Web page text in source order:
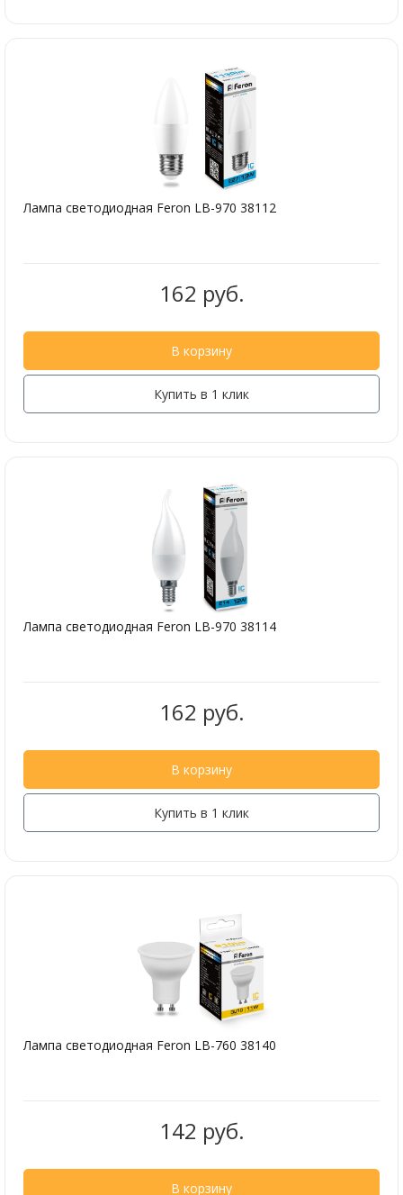
Лампа светодиодная Feron LB-970 38112
162 руб.
В корзину
Купить в 1 клик
Лампа светодиодная Feron LB-970 38114
162 руб.
В корзину
Купить в 1 клик
Лампа светодиодная Feron LB-760 38140
142 руб.
В корзину